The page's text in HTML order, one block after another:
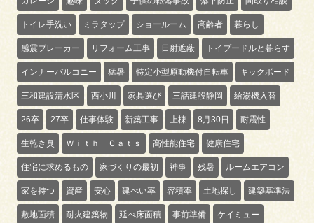
トイレ手洗い ミラタップ ショールーム 高齢者 暮らし
感震ブレーカー リフォーム工事 日射遮蔽 トイプードルと暮らす
インナーバルコニー 猛暑 特定小型原動機付自転車 キックボード
三和建設清水区 西小川 家具選び 三話建設静岡 給湯機入替
26卒 27卒 仕事体験 新築工事 上棟 8月30日 耐震性
生乾き臭 Ｗｉｔｈ Ｃａｔｓ 高性能住宅 健康住宅
住宅に求めるもの 家づくりの最初 神事 残暑 ルームエアコン
家を持つ 資産 安心 建ぺい率 容積率 土地探し 建築基準法
敷地面積 耐火建築物 延べ床面積 事前準備 ケイミュー